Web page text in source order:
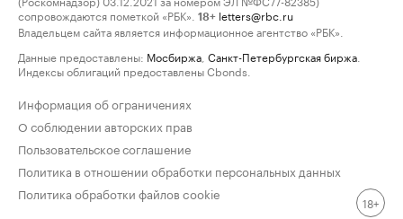
сопровождаются пометкой «РБК».
18+ letters@rbc.ru
Владельцем сайта является информационное агентство «РБК».
Данные предоставлены: Мосбиржа Санкт-Петербургская биржа
Индексы облигаций предоставлены Cbonds.
Информация об ограничениях
О соблюдении авторских прав
Пользовательское соглашение
Политика в отношении обработки персональных данных
Политика обработки файлов cookie
18+